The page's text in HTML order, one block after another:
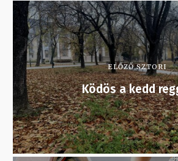
ELŐZŐ SZTORI
Ködös a kedd